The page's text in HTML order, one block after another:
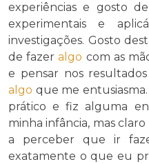
experiências e gosto
experimentais e
investigações. Gosto
de fazeralgo com as
e pensar nos
algo que me
prático e fiz alguma
minha infância, mas
a perceber que ir
exatamente o que eu